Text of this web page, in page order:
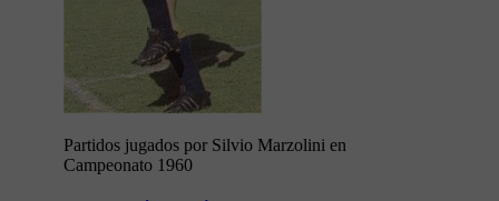
Partidos jugados por Silvio Marzolini en
Campeonato 1960